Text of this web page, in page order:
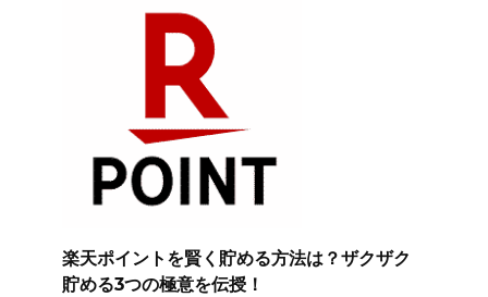
楽天ポイントを賢く貯める方法は？ザクザク
貯める3つの極意を伝授！